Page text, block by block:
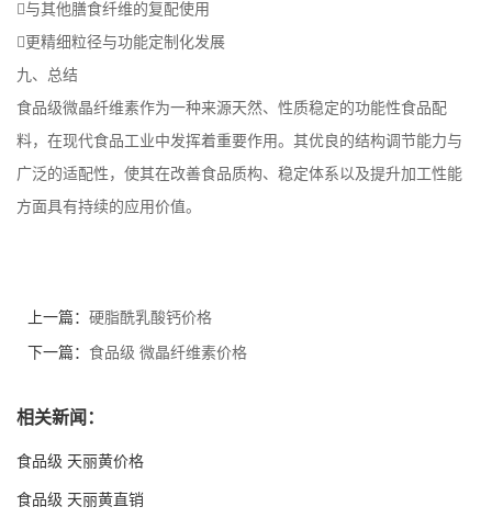
与其他膳食纤维的复配使用
更精细粒径与功能定制化发展
九、总结
食品级微晶纤维素作为一种来源天然、性质稳定的功能性食品配
料，在现代食品工业中发挥着重要作用。其优良的结构调节能力与
广泛的适配性，使其在改善食品质构、稳定体系以及提升加工性能
方面具有持续的应用价值。
上一篇： 硬脂酰乳酸钙价格
下一篇： 食品级 微晶纤维素价格
相关新闻：
食品级 天丽黄价格
食品级 天丽黄直销